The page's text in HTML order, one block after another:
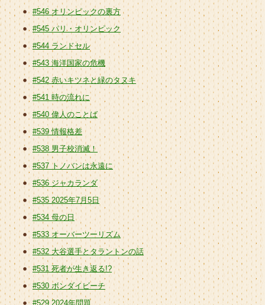
#546 オリンピックの裏方
#545 パリ・オリンピック
#544 ランドセル
#543 海洋国家の危機
#542 赤いキツネと緑のタヌキ
#541 時の流れに
#540 偉人のことば
#539 情報格差
#538 男子校消滅！
#537 トノバンは永遠に
#536 ジャカランダ
#535 2025年7月5日
#534 母の日
#533 オーバーツーリズム
#532 大谷選手とタラントンの話
#531 死者が生き返る!?
#530 ボンダイビーチ
#529 2024年問題